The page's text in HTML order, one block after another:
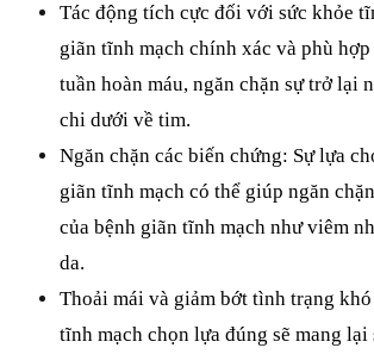
Tác động tích cực đối với sức khỏe
giãn tĩnh mạch chính xác và phù
tuần hoàn máu, ngăn chặn sự trở lại
chi dưới về tim.
Ngăn chặn các biến chứng: Sự lựa
giãn tĩnh mạch có thể giúp ngăn
của bệnh giãn tĩnh mạch như viêm
da.
Thoải mái và giảm bớt tình trạng
tĩnh mạch chọn lựa đúng sẽ mang lại